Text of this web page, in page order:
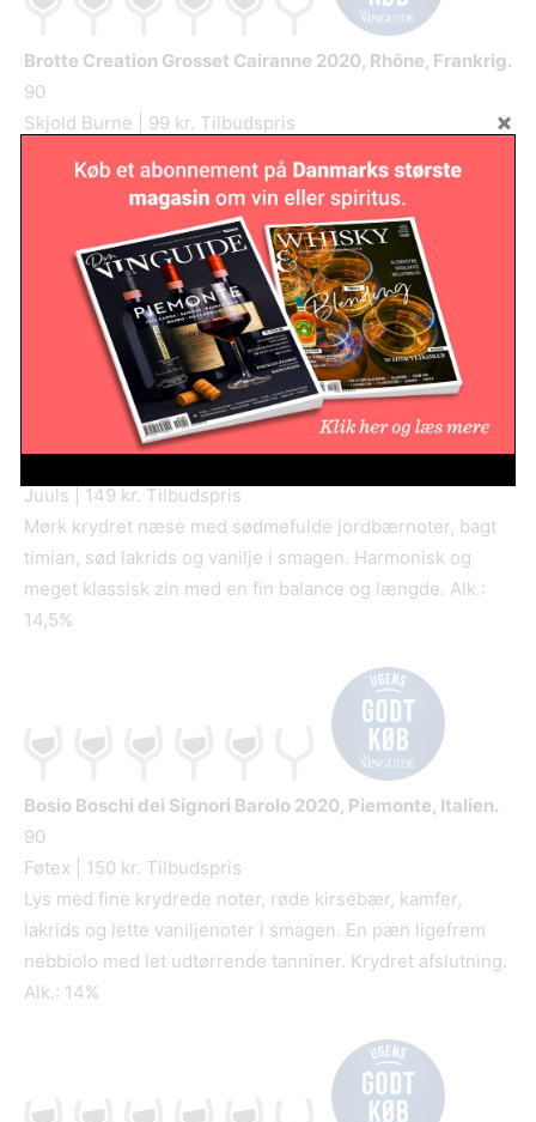
Brotte Creation Grosset Cairanne 2020, Rhône, Frankrig.
90
Skjold Burne | 99 kr. Tilbudspris
vellavet vin med røde bær, lyse urter, krydderier og fine
peber noter. Fin længde. En flot Rhône til prisen. Alk.:
Juuls | 149 kr. Tilbudspris
Mørk krydret næse med sødmefulde jordbærnoter, bagt
timian, sød lakrids og vanilje i smagen. Harmonisk og
meget klassisk zin med en fin balance og længde. Alk.:
14,5%
Bosio Boschi dei Signori Barolo 2020, Piemonte, Italien.
90
Føtex | 150 kr. Tilbudspris
Lys med fine krydrede noter, røde kirsebær, kamfer,
lakrids og lette vaniljenoter i smagen. En pæn ligefrem
nebbiolo med let udtørrende tanniner. Krydret afslutning.
Alk.: 14%